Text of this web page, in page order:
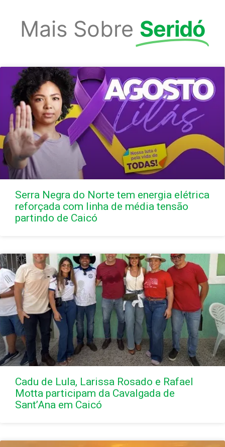
Mais Sobre Seridó
Serra Negra do Norte tem energia elétrica
reforçada com linha de média tensão
partindo de Caicó
Cadu de Lula, Larissa Rosado e Rafael
Motta participam da Cavalgada de
Sant’Ana em Caicó